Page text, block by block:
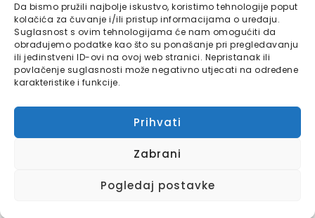
Da bismo pružili najbolje iskustvo, koristimo tehnologije poput
kolačića za čuvanje i/ili pristup informacijama o uređaju.
Suglasnost s ovim tehnologijama će nam omogućiti da
obrađujemo podatke kao što su ponašanje pri pregledavanju
ili jedinstveni ID-ovi na ovoj web stranici. Nepristanak ili
povlačenje suglasnosti može negativno utjecati na određene
karakteristike i funkcije.
Prihvati
Zabrani
Pogledaj postavke
Bajtbox
Linkovi
Kontaktirajte nas
Impressum
Bajtbox koristi
usluge.